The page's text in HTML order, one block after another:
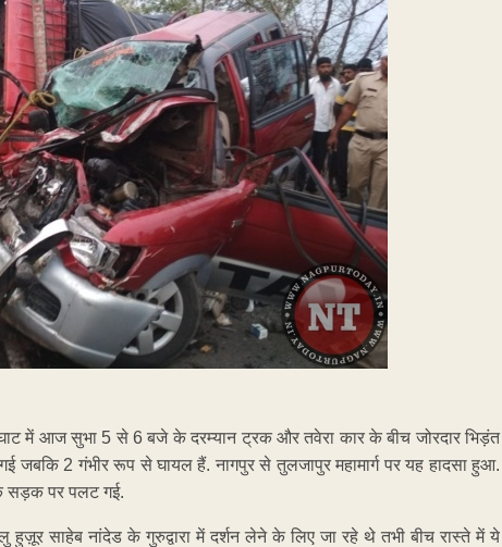
में आज सुभा 5 से 6 बजे के दरम्यान ट्रक और तवेरा कार के बीच जोरदार भिड़ंत
जबकि 2 गंभीर रूप से घायल हैं. नागपुर से तुलजापुर महामार्ग पर यह हादसा हुआ.
सड़क पर पलट गई.
हुज़ूर साहेब नांदेड के गुरुद्वारा में दर्शन लेने के लिए जा रहे थे तभी बीच रास्ते में ये